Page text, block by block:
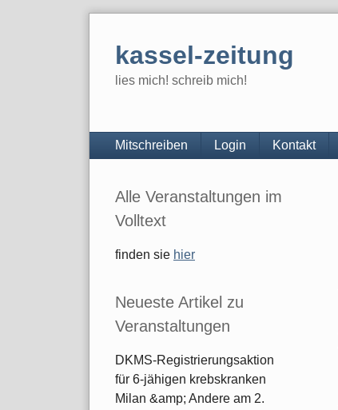
kassel-zeitung
lies mich! schreib mich!
Navigation
Mitschreiben Login Kontakt
Seitenleiste
Alle Veranstaltungen im
Volltext
finden sie hier
Neueste Artikel zu
Veranstaltungen
DKMS-Registrierungsaktion
für 6-jähigen krebskranken
Milan &amp; Andere am 2.